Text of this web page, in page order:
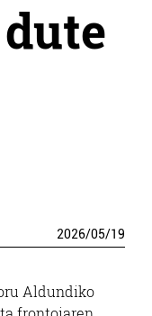
2026/05/19
Aldundiko